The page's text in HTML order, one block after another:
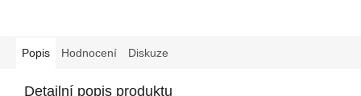
Popis Hodnocení Diskuze
Detailní popis produktu